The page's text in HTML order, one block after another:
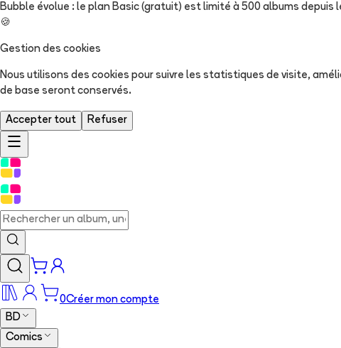
Bubble évolue : le plan Basic (gratuit) est limité à 500 albums
🍪
Gestion des cookies
Nous utilisons des cookies pour suivre les statistiques de visite,
de base seront conservés.
Accepter tout Refuser
0Créer mon compte
BD
Comics